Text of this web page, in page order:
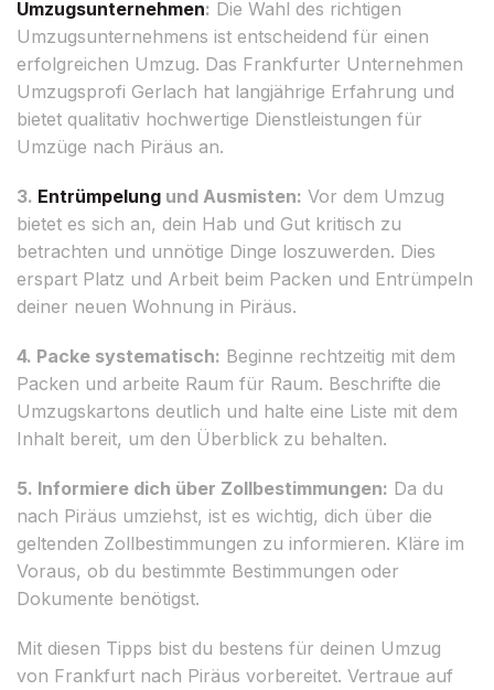
Umzugsunternehmen: Die Wahl des richtigen
Umzugsunternehmens ist entscheidend für einen
erfolgreichen Umzug. Das Frankfurter Unternehmen
Umzugsprofi Gerlach hat langjährige Erfahrung und
bietet qualitativ hochwertige Dienstleistungen für
Umzüge nach Piräus an.
3. Entrümpelung und Ausmisten: Vor dem Umzug
bietet es sich an, dein Hab und Gut kritisch zu
betrachten und unnötige Dinge loszuwerden. Dies
erspart Platz und Arbeit beim Packen und Entrümpeln
deiner neuen Wohnung in Piräus.
4. Packe systematisch: Beginne rechtzeitig mit dem
Packen und arbeite Raum für Raum. Beschrifte die
Umzugskartons deutlich und halte eine Liste mit dem
Inhalt bereit, um den Überblick zu behalten.
5. Informiere dich über Zollbestimmungen: Da du
nach Piräus umziehst, ist es wichtig, dich über die
geltenden Zollbestimmungen zu informieren. Kläre im
Voraus, ob du bestimmte Bestimmungen oder
Dokumente benötigst.
Mit diesen Tipps bist du bestens für deinen Umzug
von Frankfurt nach Piräus vorbereitet. Vertraue auf